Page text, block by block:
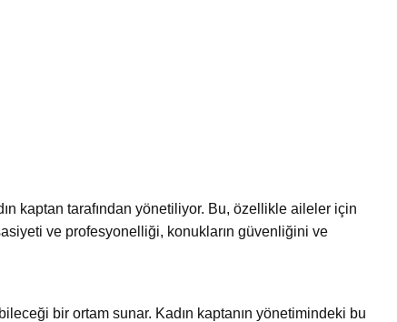
kaptan tarafından yönetiliyor. Bu, özellikle aileler için
ve profesyonelliği, konukların güvenliğini ve
bir ortam sunar. Kadın kaptanın yönetimindeki bu